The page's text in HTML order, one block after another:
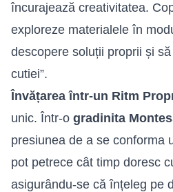
încurajează creativitatea.
exploreze materialele în
descopere soluții proprii și
cutiei”.
Învățarea într-un Ritm
unic. Într-o gradinita
presiunea de a se conforma
pot petrece cât timp doresc
asigurându-se că înțeleg pe